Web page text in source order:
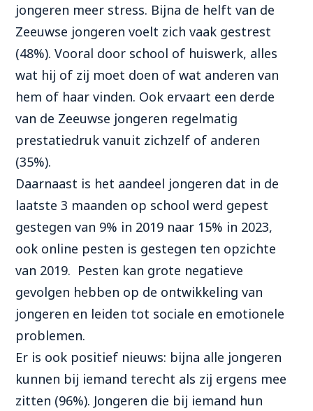
jongeren meer stress. Bijna de helft van de
Zeeuwse jongeren voelt zich vaak gestrest
(48%). Vooral door school of huiswerk, alles
wat hij of zij moet doen of wat anderen van
hem of haar vinden. Ook ervaart een derde
van de Zeeuwse jongeren regelmatig
prestatiedruk vanuit zichzelf of anderen
(35%).
Daarnaast is het aandeel jongeren dat in de
laatste 3 maanden op school werd gepest
gestegen van 9% in 2019 naar 15% in 2023,
ook online pesten is gestegen ten opzichte
van 2019. Pesten kan grote negatieve
gevolgen hebben op de ontwikkeling van
jongeren en leiden tot sociale en emotionele
problemen.
Er is ook positief nieuws: bijna alle jongeren
kunnen bij iemand terecht als zij ergens mee
zitten (96%). Jongeren die bij iemand hun